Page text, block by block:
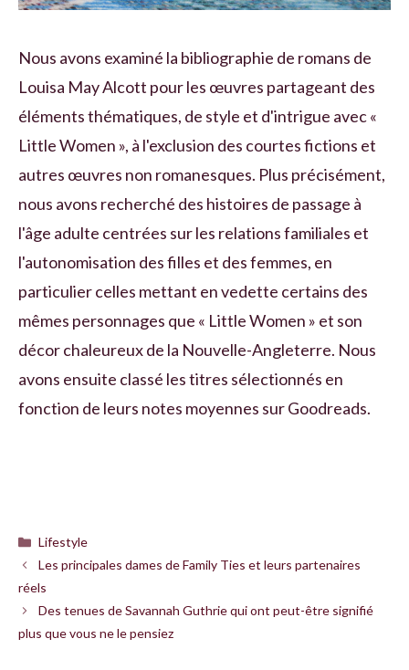
Nous avons examiné la bibliographie de romans de
Louisa May Alcott pour les œuvres partageant des
éléments thématiques, de style et d'intrigue avec «
Little Women », à l'exclusion des courtes fictions et
autres œuvres non romanesques. Plus précisément,
nous avons recherché des histoires de passage à
l'âge adulte centrées sur les relations familiales et
l'autonomisation des filles et des femmes, en
particulier celles mettant en vedette certains des
mêmes personnages que « Little Women » et son
décor chaleureux de la Nouvelle-Angleterre. Nous
avons ensuite classé les titres sélectionnés en
fonction de leurs notes moyennes sur Goodreads.
Catégories
Lifestyle
Les principales dames de Family Ties et leurs partenaires
réels
Des tenues de Savannah Guthrie qui ont peut-être signifié
plus que vous ne le pensiez